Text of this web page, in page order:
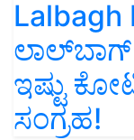
Lalbagh
ಲಾಲ್‌ಬಾಗ್
ಇಷ್ಟು
ಸಂಗ್ರಹ!